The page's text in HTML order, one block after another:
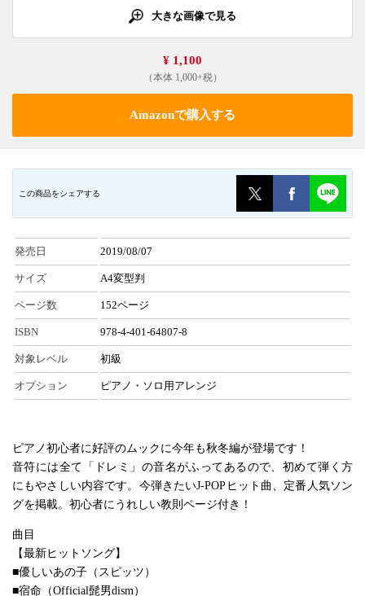
大きな画像で見る
¥ 1,100
（本体 1,000+税）
Amazonで購入する
この商品をシェアする
発売日 2019/08/07
サイズ A4変型判
ページ数 152ページ
ISBN 978-4-401-64807-8
対象レベル 初級
オプション ピアノ・ソロ用アレンジ
ピアノ初心者に好評のムックに今年も秋冬編が登場です！
音符には全て「ドレミ」の音名がふってあるので、初めて弾く方
にもやさしい内容です。今弾きたいJ-POPヒット曲、定番人気ソン
グを掲載。初心者にうれしい教則ページ付き！
曲目
【最新ヒットソング】
■優しいあの子（スピッツ）
■宿命（Official髭男dism）